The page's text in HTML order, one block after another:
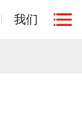
我们